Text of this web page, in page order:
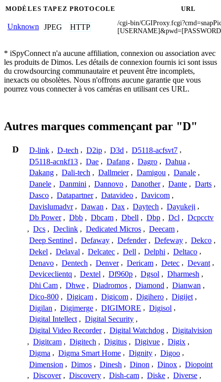
MODÈLES TAPEZ PROTOCOLE URL
Unknown JPEG HTTP
/cgi-bin/
* iSpyConnect n'a aucune affiliation, connexion ou association avec
les produits de Dimos. Les détails de connexion fournis ici sont issus
du crowdsourcing communautaire et peuvent être incomplets,
inexacts ou obsolètes. Nous n'offrons aucune garantie que vous
pourrez vous connecter à vos caméras en utilisant ces URL.
Autres marques commençant par "D"
D D-link , D-tech , D2ip , D3d , D5118-acfsvt7 ,
D5118-acnkf13 , Dae , Dafang , Dagro , Dahua ,
Dakang , Dali-tech , Dallmeier , Damigou , Danale ,
Danele , Danmini , Dannovo , Danother , Dante , Darts ,
Dasco , Datapartner , Datavideo , Davicom ,
Davislumadvr , Dawan , Dax , Daytech , Dayukeji ,
Db Power , Dbb , Dbcam , Dbell , Dbp , Dcl , Dcpcctv
, Dcs , Declink , Dedicated Micros , Deecam ,
Deep Sentinel , Defaway , Defender , Defeway , Dekco ,
Dekel , Delaval , Delcatec , Dell , Delphi , Deltaco ,
Denavo , Dentech , Denver , Dericam , Detec , Devant ,
Deviceclientq , Dextel , Df960p , Dgsol , Dharmesh ,
Dhi Cam , Dhwe , Diadromos , Diamond , Dianwan ,
Dico-800 , Digicam , Digicom , Digihero , Digijet ,
Digilan , Digimerge , DIGIMORE , Digisol ,
Digital Intellect , Digital Security ,
Digital Video Recorder , Digital Watchdog , Digitalvision
, Digitcam , Digitech , Digitus , Digivue , Digix ,
Digma , Digma Smart Home , Dignity , Digoo ,
Dimension , Dimos , Dinesh , Dinon , Dinox , Diopoint
, Discover , Discovery , Dish-cam , Diske , Diverse ,